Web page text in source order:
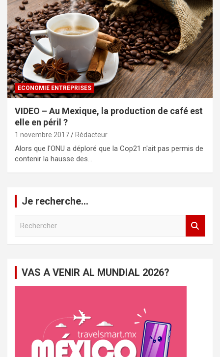
ECONOMIE ENTREPRISES
VIDEO – Au Mexique, la production de café est
elle en péril ?
1 novembre 2017 Rédacteur
Alors que l'ONU a déploré que la Cop21 n'ait pas permis de
contenir la hausse des…
Je recherche…
c
VAS A VENIR AL MUNDIAL 2026?